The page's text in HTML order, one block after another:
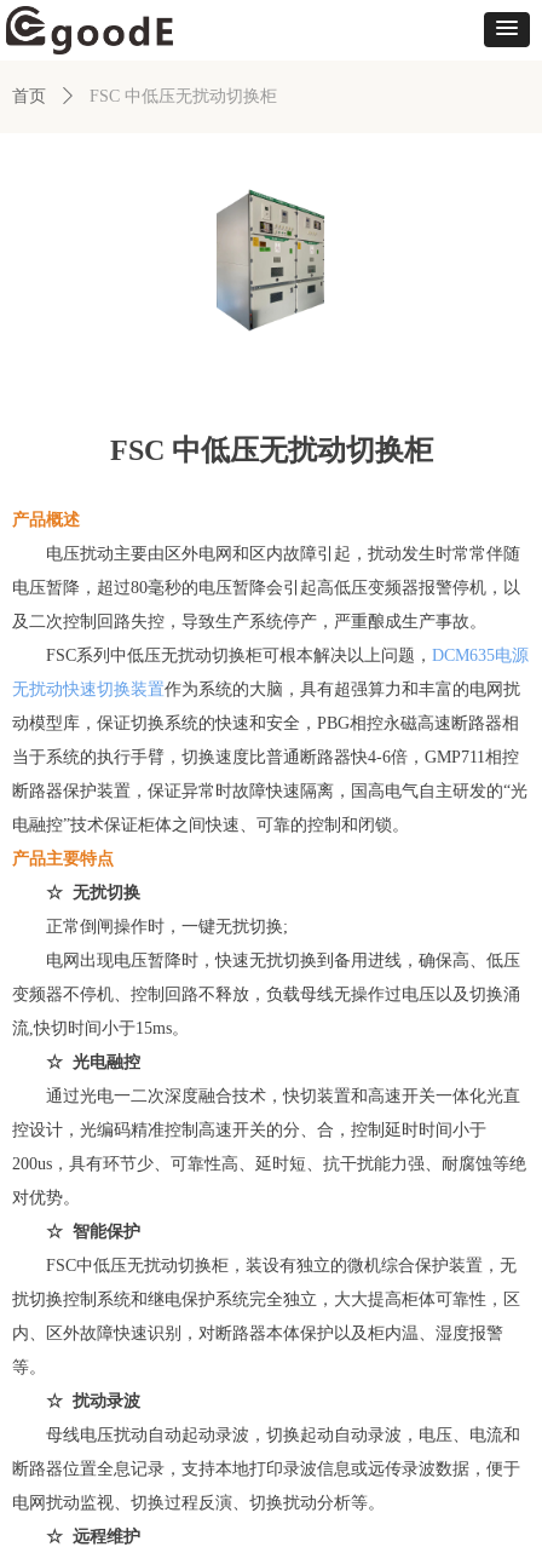
首页 ꄲ FSC 中低压无扰动切换柜
FSC 中低压无扰动切换柜
产品概述
电压扰动主要由区外电网和区内故障引起，扰动发生时常常伴随
电压暂降，超过80毫秒的电压暂降会引起高低压变频器报警停机，以
及二次控制回路失控，导致生产系统停产，严重酿成生产事故。
FSC系列中低压无扰动切换柜可根本解决以上问题， DCM635电源
无扰动快速切换装置作为系统的大脑，具有超强算力和丰富的电网扰
动模型库，保证切换系统的快速和安全，PBG相控永磁高速断路器相
当于系统的执行手臂，切换速度比普通断路器快4-6倍，GMP711相控
断路器保护装置，保证异常时故障快速隔离，国高电气自主研发的“光
电融控”技术保证柜体之间快速、可靠的控制和闭锁。
产品主要特点
☆ 无扰切换
正常倒闸操作时，一键无扰切换;
电网出现电压暂降时，快速无扰切换到备用进线，确保高、低压
变频器不停机、控制回路不释放，负载母线无操作过电压以及切换涌
流,快切时间小于15ms。
☆ 光电融控
通过光电一二次深度融合技术，快切装置和高速开关一体化光直
控设计，光编码精准控制高速开关的分、合，控制延时时间小于
200us，具有环节少、可靠性高、延时短、抗干扰能力强、耐腐蚀等绝
对优势。
☆ 智能保护
FSC中低压无扰动切换柜，装设有独立的微机综合保护装置，无
扰切换控制系统和继电保护系统完全独立，大大提高柜体可靠性，区
内、区外故障快速识别，对断路器本体保护以及柜内温、湿度报警
等。
☆ 扰动录波
母线电压扰动自动起动录波，切换起动自动录波，电压、电流和
断路器位置全息记录，支持本地打印录波信息或远传录波数据，便于
电网扰动监视、切换过程反演、切换扰动分析等。
☆ 远程维护